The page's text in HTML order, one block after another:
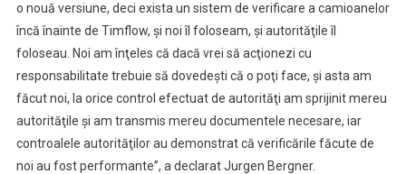
o nouă versiune, deci exista un sistem de verificare a camioanelor
încă înainte de Timflow, şi noi îl foloseam, şi autorităţile îl
foloseau. Noi am înţeles că dacă vrei să acţionezi cu
responsabilitate trebuie să dovedeşti că o poţi face, şi asta am
făcut noi, la orice control efectuat de autorităţi am sprijinit mereu
autorităţile şi am transmis mereu documentele necesare, iar
controalele autorităţilor au demonstrat că verificările făcute de
noi au fost performante”, a declarat Jurgen Bergner.